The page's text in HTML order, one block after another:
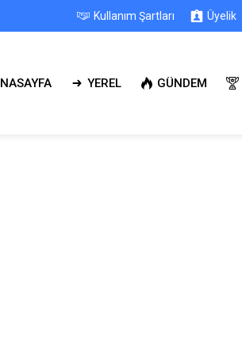
Kullanım Şartları Üyelik
YEREL GÜNDEM